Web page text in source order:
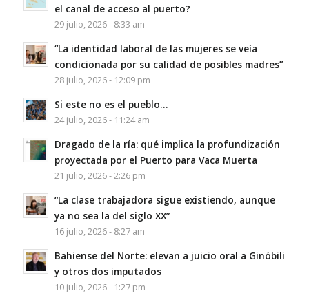
el canal de acceso al puerto?
29 julio, 2026 - 8:33 am
“La identidad laboral de las mujeres se veía
condicionada por su calidad de posibles madres”
28 julio, 2026 - 12:09 pm
Si este no es el pueblo…
24 julio, 2026 - 11:24 am
Dragado de la ría: qué implica la profundización
proyectada por el Puerto para Vaca Muerta
21 julio, 2026 - 2:26 pm
“La clase trabajadora sigue existiendo, aunque
ya no sea la del siglo XX”
16 julio, 2026 - 8:27 am
Bahiense del Norte: elevan a juicio oral a Ginóbili
y otros dos imputados
10 julio, 2026 - 1:27 pm